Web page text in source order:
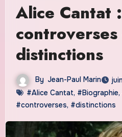
Alice Cantat
distinctions
By Jean-Paul Marin
#Alice Cantat, #Biographie,
#controverses, #distinctions